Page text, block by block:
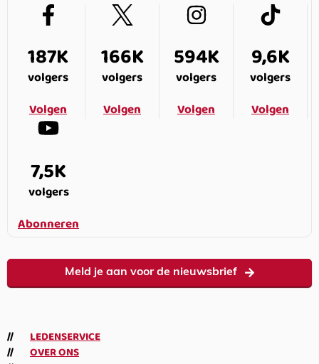
187K
volgers
Volgen
166K
volgers
Volgen
594K
volgers
Volgen
9,6K
volgers
Volgen
7,5K
volgers
Abonneren
Meld je aan voor de nieuwsbrief
LEDENSERVICE
OVER ONS